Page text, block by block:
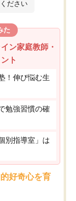
ださい
た
ン家庭教師・
ト
！伸び悩む生
勉強習慣の確
別指導室」は
好奇心を育